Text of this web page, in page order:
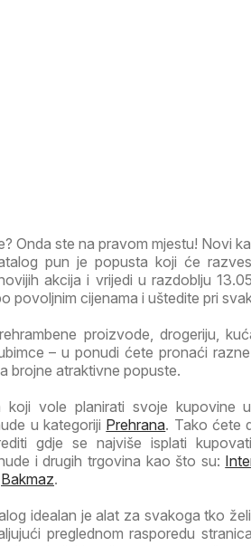
Onda ste na pravom mjestu! Novi
pun je popusta koji će
akcija i vrijedi u razdoblju
povoljnim cijenama i uštedite pri
proizvode, drogeriju,
– u ponudi ćete pronaći
brojne atraktivne popuste.
vole planirati svoje kupovine
u kategoriji Prehrana. Tako ćete
gdje se najviše isplati
i drugih trgovina kao što su:
Bakmaz.
idealan je alat za svakoga tko
preglednom rasporedu